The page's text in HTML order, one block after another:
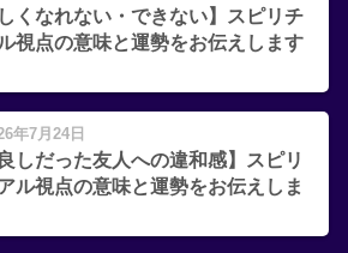
しくなれない・できない】スピリチ
視点の意味と運勢をお伝えします
年7月24日
良しだった友人への違和感】スピリ
ル視点の意味と運勢をお伝えしま